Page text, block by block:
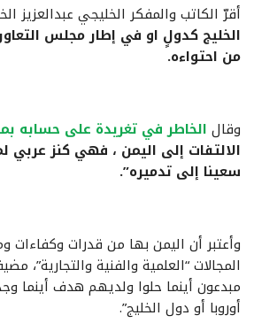
أقرّ الكاتب والمفكر الخليجي عبدالعزيز
الخليج كدولٍ او في إطار مجلس
من احتواءه.
وقال الخاطر في تغريدة على حسابه
الالتفات إلى اليمن ، فهي كنز عربي
سعينا إلى تدميره”.
وأعتبر أن اليمن بها من قدرات
المجالات “العلمية والفنية والتجارية”،
مبدعون أينما حلوا ولديهم هدف أينما
أوروبا أو دول الخليج”.